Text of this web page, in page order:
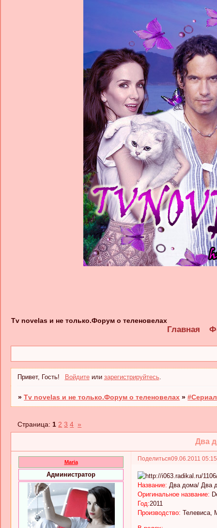
Tv novelas и не только.Форум о теленовелах
Главная
Привет, Гость! Войдитеили зарегистрируйтесь.
»Tv novelas и не только.Форум о теленовелах »
Два
Страница:1 2 3 4 »
Поделиться09.06.2011
Maria
Администратор
Название: Два дома/ Два
Оригинальное название:
Год:2011
Производство: Телевиса,